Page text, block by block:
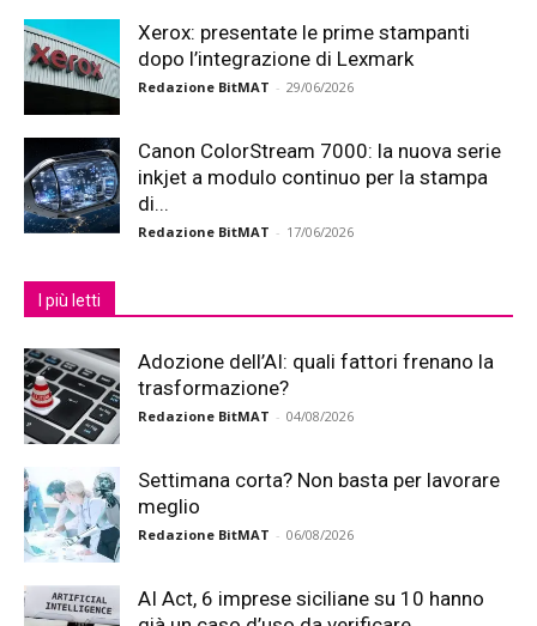
Xerox: presentate le prime stampanti
dopo l’integrazione di Lexmark
Redazione BitMAT - 29/06/2026
Canon ColorStream 7000: la nuova serie
inkjet a modulo continuo per la stampa
di...
Redazione BitMAT - 17/06/2026
I più letti
Adozione dell’AI: quali fattori frenano la
trasformazione?
Redazione BitMAT - 04/08/2026
Settimana corta? Non basta per lavorare
meglio
Redazione BitMAT - 06/08/2026
AI Act, 6 imprese siciliane su 10 hanno